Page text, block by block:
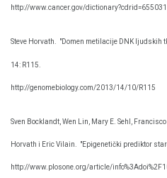
http://www.cancer.gov/dictionary?cdrid=655031
Steve Horvath. "Domen metilacije DNK ljudskih
14: R115.
http://genomebiology.com/2013/14/10/R115
Sven Bocklandt, Wen Lin, Mary E. Sehl,
Horvath i Eric Vilain. "Epigenetički prediktor
http://www.plosone.org/article/